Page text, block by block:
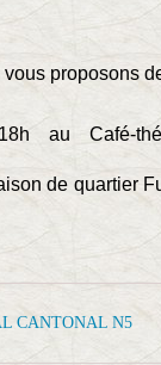
proposons
au Café-
de quartier
CANTONAL N5